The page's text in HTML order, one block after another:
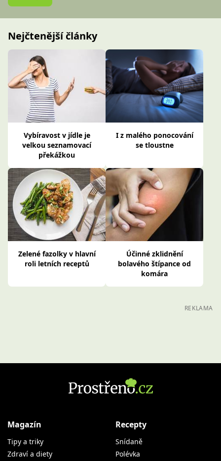
Nejčtenější články
Vybíravost v jídle je
velkou seznamovací
překážkou
I z malého ponocování
se tloustne
Zelené fazolky v hlavní
roli letních receptů
Účinné zklidnění
bolavého štípance od
komára
REKLAMA
Magazín
Tipy a triky
Zdraví a diety
Recepty
Snídaně
Polévka